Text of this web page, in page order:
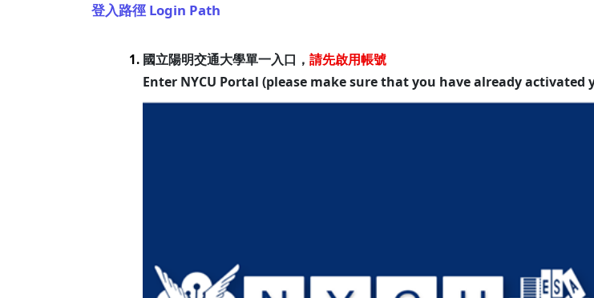
登入路徑 Login Path
1. 國立陽明交通大學單一入口， 請先啟用帳號
Enter NYCU Portal (please make sure that you have already activated